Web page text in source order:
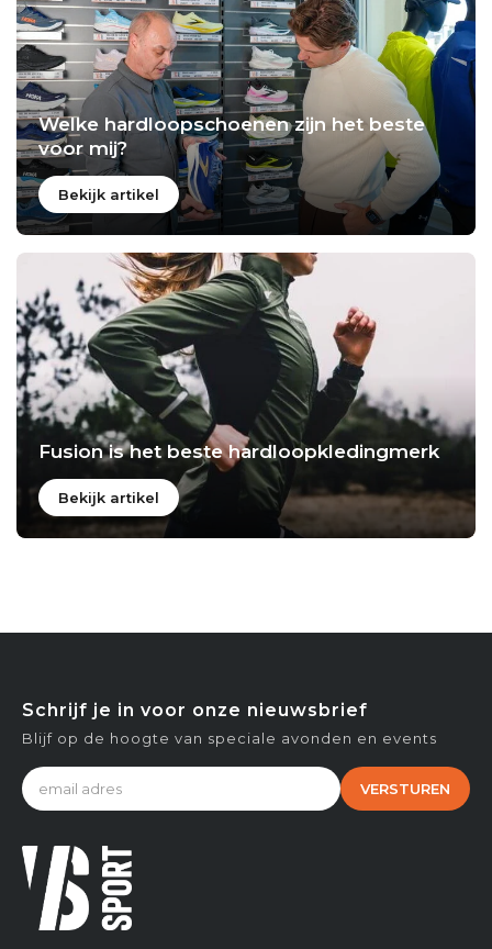
Welke hardloopschoenen zijn het beste
voor mij?
Bekijk artikel
Fusion is het beste hardloopkledingmerk
Bekijk artikel
Schrijf je in voor onze nieuwsbrief
Blijf op de hoogte van speciale avonden en events
VERSTUREN